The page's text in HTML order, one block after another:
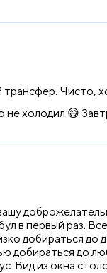
трансфер.
холодил 😅
в первый раз.
добираться до
добираться до
Вид из окна